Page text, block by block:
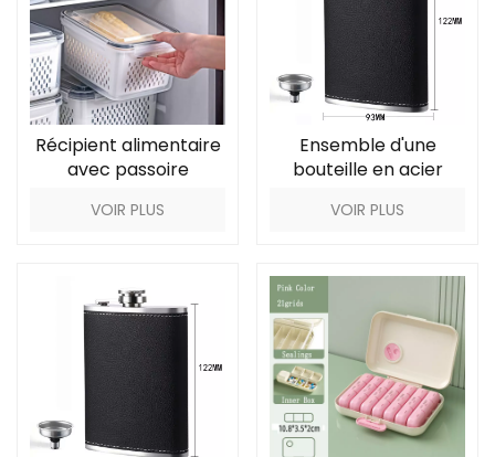
Récipient alimentaire
avec passoire
VOIR PLUS
Ensemble d'une
bouteille en acier
VOIR PLUS